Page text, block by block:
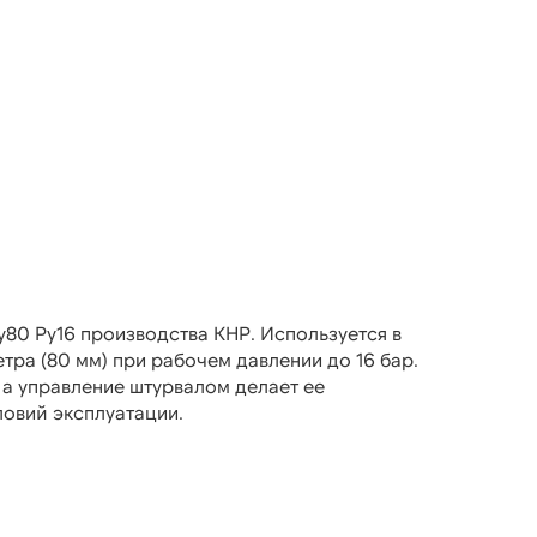
Ру16 производства КНР. Используется в
(80 мм) при рабочем давлении до 16 бар.
управление штурвалом делает ее
эксплуатации.